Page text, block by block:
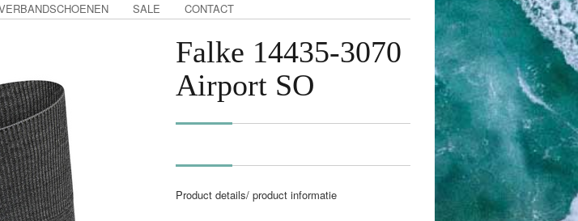
SALE CONTACT
Falke 14435-3070
Airport SO
Product details/ product informatie